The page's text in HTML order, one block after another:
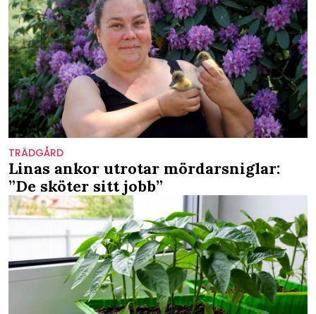
TRÄDGÅRD
Linas ankor utrotar mördarsniglar:
”De sköter sitt jobb”